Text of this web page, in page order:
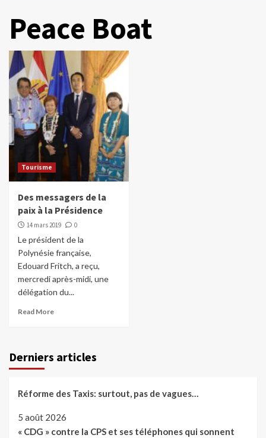
Peace Boat
Tourisme
Des messagers de la
paix à la Présidence
14 mars 2019 0
Le président de la
Polynésie française,
Edouard Fritch, a reçu,
mercredi après-midi, une
délégation du...
Read More
Derniers articles
Réforme des Taxis: surtout, pas de vagues…
5 août 2026
« CDG » contre la CPS et ses téléphones qui sonnent